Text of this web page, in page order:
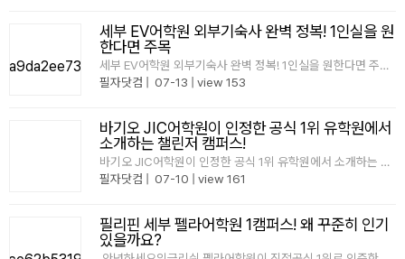
세부 EV어학원 외부기숙사 완벽 정복! 1인실을 원
한다면 주목
세부 EV어학원 외부기숙사 완벽 정복! 1인실을 원한다면 주목
안녕하세요~필리핀 유학 1위 필자닷컴입니다 세부 EV 어학원
은 하루 10시간 스파르타 수업, 쾌적한 시설까지 갖춘 세부에
필자닷컴 07-13 view 153
바기오 JIC어학원이 인정한 공식 1위 유학원에서
소개하는 챌린저 캠퍼스!
바기오 JIC어학원이 인정한 공식 1위 유학원에서 소개하는 챌
린저 캠퍼스!JIC어학원 챌린저 캠퍼스에서공식 1위 유학원으
로 인정한필리핀 전문 유학원, 필자닷컴입니다.누구나 1위라고
필자닷컴 07-10 view 161
필리핀 세부 펠라어학원 1캠퍼스! 왜 꾸준히 인기
있을까요?